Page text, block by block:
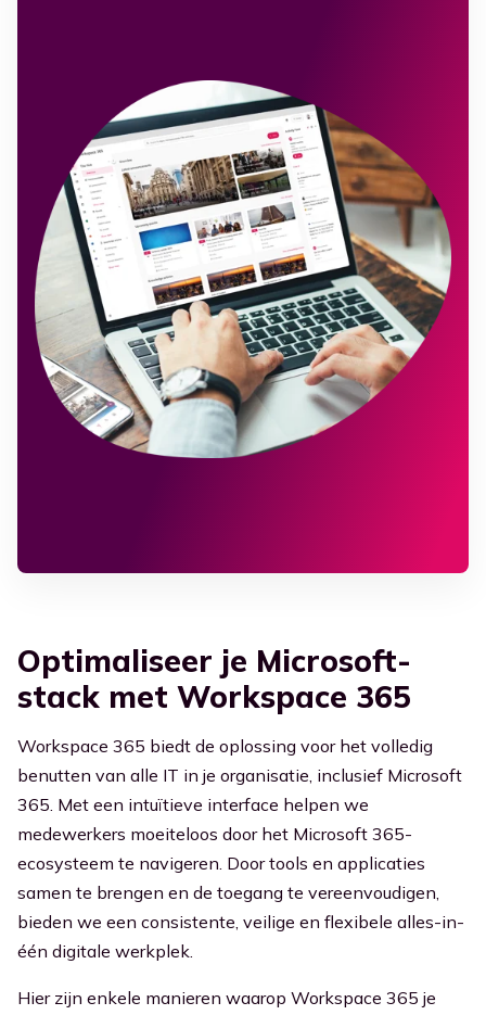
Optimaliseer je Microsoft-
stack met Workspace 365
Workspace 365 biedt de oplossing voor het volledig
benutten van alle IT in je organisatie, inclusief Microsoft
365. Met een intuïtieve interface helpen we
medewerkers moeiteloos door het Microsoft 365-
ecosysteem te navigeren. Door tools en applicaties
samen te brengen en de toegang te vereenvoudigen,
bieden we een consistente, veilige en flexibele alles-in-
één digitale werkplek.
Hier zijn enkele manieren waarop Workspace 365 je